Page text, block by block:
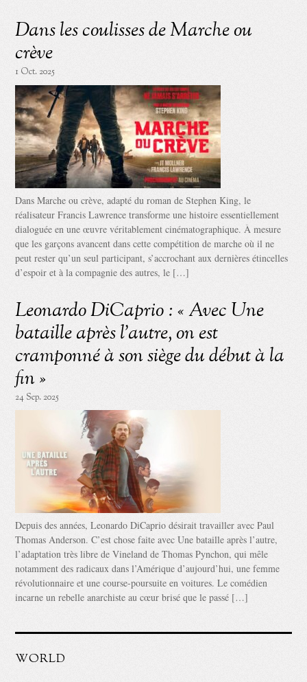
Dans les coulisses de Marche ou
crève
1 Oct. 2025
Dans Marche ou crève, adapté du roman de Stephen King, le
réalisateur Francis Lawrence transforme une histoire essentiellement
dialoguée en une œuvre véritablement cinématographique. À mesure
que les garçons avancent dans cette compétition de marche où il ne
peut rester qu’un seul participant, s’accrochant aux dernières étincelles
d’espoir et à la compagnie des autres, le […]
Leonardo DiCaprio : « Avec Une
bataille après l’autre, on est
cramponné à son siège du début à la
fin »
24 Sep. 2025
Depuis des années, Leonardo DiCaprio désirait travailler avec Paul
Thomas Anderson. C’est chose faite avec Une bataille après l’autre,
l’adaptation très libre de Vineland de Thomas Pynchon, qui mêle
notamment des radicaux dans l’Amérique d’aujourd’hui, une femme
révolutionnaire et une course-poursuite en voitures. Le comédien
incarne un rebelle anarchiste au cœur brisé que le passé […]
WORLD